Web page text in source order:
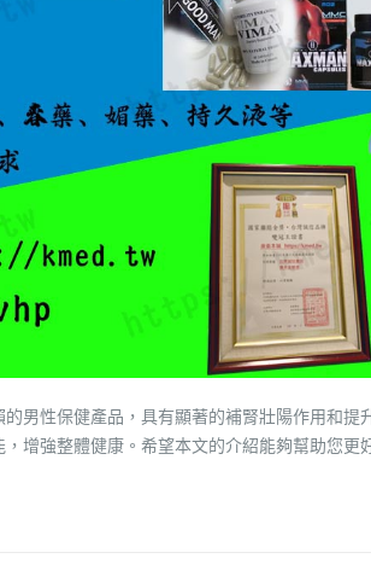
男性保健產品，具有顯著的補腎壯陽作用和提
增強整體健康。希望本文的介紹能夠幫助您